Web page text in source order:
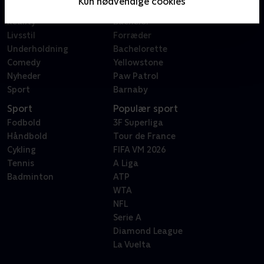
Reality
Livsstil
Underholdning
Comedy
Nyheder
Sport
X Factor
Bachelor
Forræder
Bachelorette
Yellowstone
Paw Patrol
Barnaby
Sport
Fodbold
Håndbold
Cykling
Tennis
Badminton
Populær sport
3F Superliga
Tour de France
FIFA VM 2026
A Liga
ATP
WTA
NFL
Serie A
Diamond League
La Vuelta